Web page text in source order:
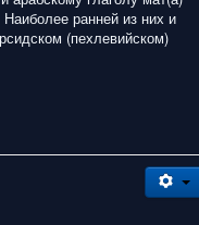
ранней из них и
(пехлевийском)